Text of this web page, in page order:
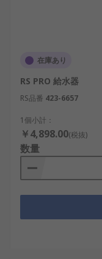
在庫あり
RS PRO 給水器
RS品番 423-6657
1個小計：
￥4,898.00(税抜)
数量